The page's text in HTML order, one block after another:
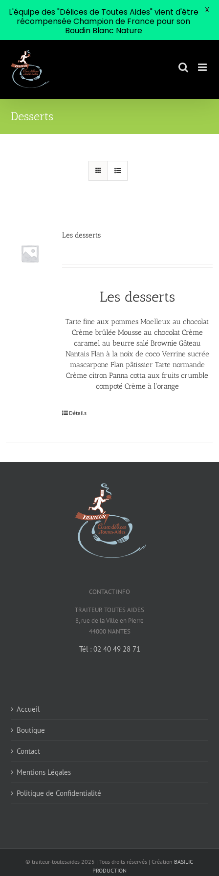
contenu
Desserts
Les desserts
Les desserts
Tarte fine aux pommes Moelleux au chocolat
Crème brûlée Mousse au chocolat Crème
caramel au beurre salé Brownie Gâteau
Nantais Flan à la noix de coco Verrine sucrée
mascarpone Flan pâtissier Tarte normande
Crème citron Panna cotta aux fruits crumble
compoté Crème à l'orange
Détails
CONTACT INFO
TRAITEUR TOUTES AIDES
8, rue de la Ville en Pierre
44000 NANTES
Tél : 02 40 49 28 71
Accueil
Boutique
Contact
Mentions Légales
Politique de Confidentialité
© traiteur-toutesaides 2025 | Tous droits réservés | Création BASILIC
PRODUCTION
L'équipe des "Délices de Toutes Aides" vient d'être
récompensée Champion de France pour son
Boudin Blanc Nature
X